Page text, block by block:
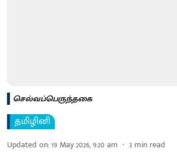
செல்வப்பெருந்தகை
தமிழினி
Updated on:19 May 2026, 9:20 am 3 min read